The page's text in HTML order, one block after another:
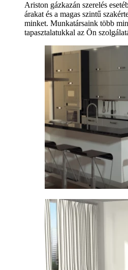
Ariston gázkazán szerelés
árakat és a magas szintű
minket. Munkatársaink több
tapasztalatukkal az Ön